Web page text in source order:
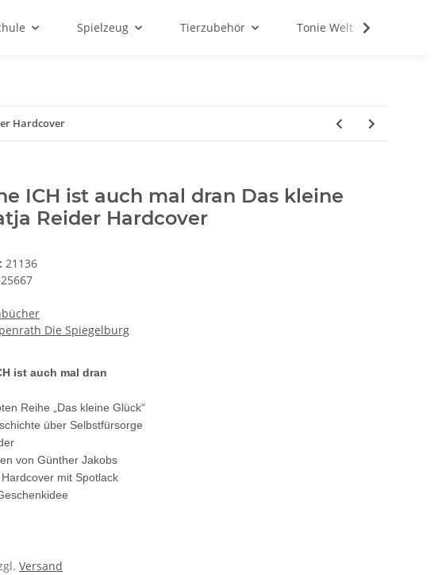
Spielzeug Tierzubehör Tonie Welt
Hardcover
ICH ist auch mal dran Das kleine
Reider Hardcover
21136
Die Spiegelburg
ist auch mal dran
Reihe „Das kleine Glück“
über Selbstfürsorge
von Günther Jakobs
mit Spotlack
Versand